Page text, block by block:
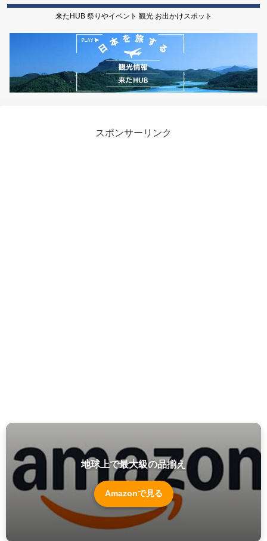
来たHUB 祭りやイベント 観光 お出かけスポット
スポンサーリンク
地球上で最大級の品揃え
Amazonで見る